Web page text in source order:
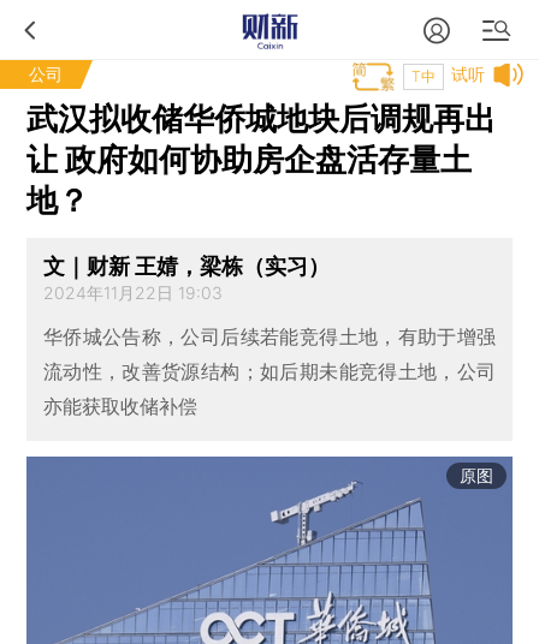
公司 试听
T中
武汉拟收储华侨城地块后调规再出
让 政府如何协助房企盘活存量土
地？
文｜财新 王婧，梁栋（实习）
2024年11月22日 19:03
华侨城公告称，公司后续若能竞得土地，有助于增强
流动性，改善货源结构；如后期未能竞得土地，公司
亦能获取收储补偿
原图